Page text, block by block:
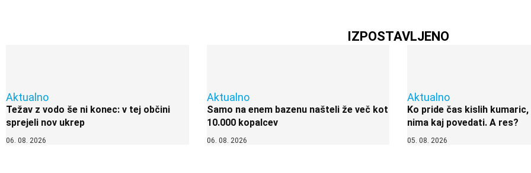
IZPOSTAVLJENO
Aktualno
Težav z vodo še ni konec: v tej občini
sprejeli nov ukrep
06. 08. 2026
Aktualno
Samo na enem bazenu našteli že več kot
10.000 kopalcev
06. 08. 2026
Aktualno
Ko pride čas kislih
nima kaj povedati. A res?
05. 08. 2026